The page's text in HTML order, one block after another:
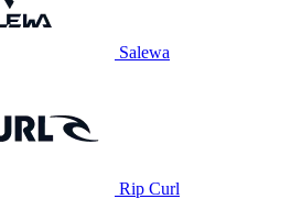
Salewa
Rip Curl